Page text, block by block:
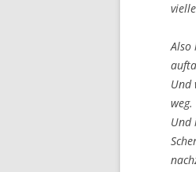
Also
Und
weg.
Und